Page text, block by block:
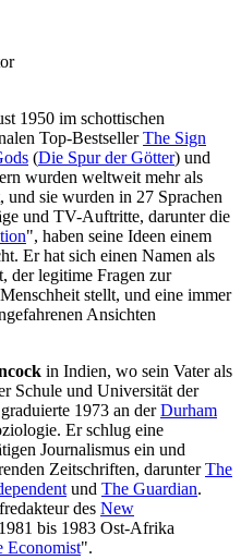
1950 im schottischen
Top-BestsellerThe Sign
(Die Spur der Götter) und
wurden weltweit mehr als
sie wurden in 27 Sprachen
und TV-Auftritte, darunter die
", haben seine Ideen einem
Er hat sich einen Namen als
der legitime Fragen zur
stellt, und eine immer
Ansichten
in Indien, wo sein Vater als
Schule und Universität der
1973 an derDurham
Er schlug eine
Journalismus ein und
Zeitschriften, darunterThe
und The Guardian.
des New
bis 1983 Ost-Afrika
Economist".